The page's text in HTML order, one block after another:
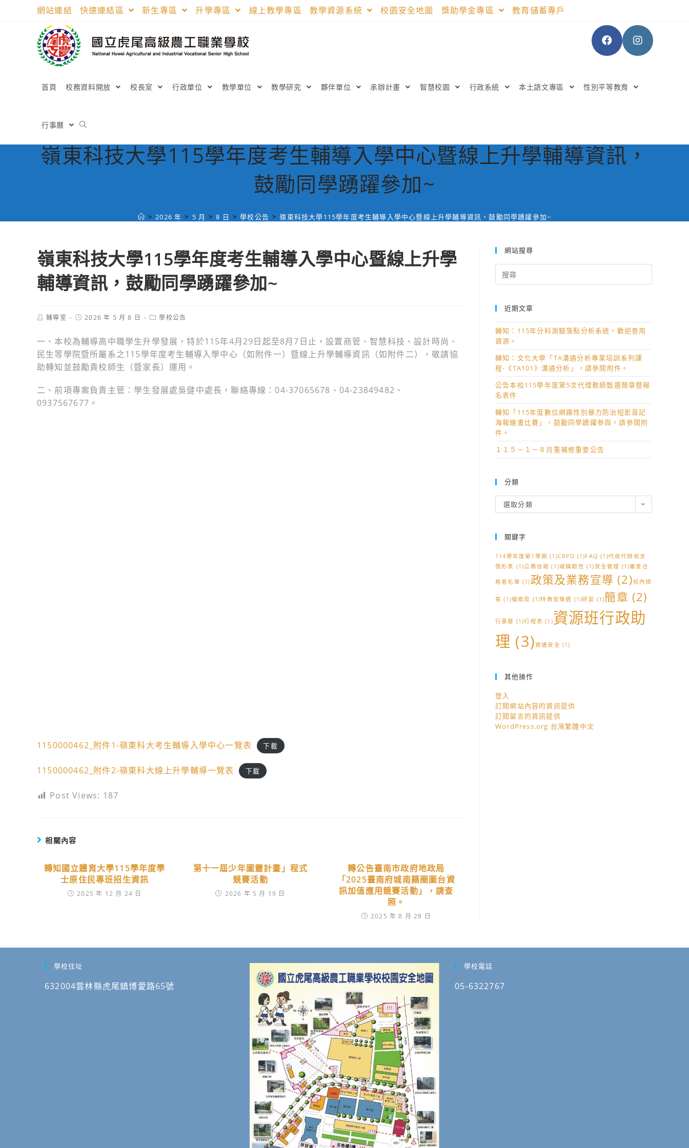
網站連結 快速連結區 新生專區 升學專區 線上教學專區 教學資源系統 校園安全地圖 獎助學金專區 教育儲蓄專戶
首頁 校務資料開放 校長室 行政單位 教學單位 教學研究 夥伴單位 承辦計畫 智慧校園 行政系統 本土語文專區 性別平等教育
行事曆
嶺東科技大學115學年度考生輔導入學中心暨線上升學輔導資訊，
鼓勵同學踴躍參加~
> 2026 年 > 5 月 > 8 日 > 學校公告 > 嶺東科技大學115學年度考生輔導入學中心暨線上升學輔導資訊，鼓勵同學踴躍參加~
嶺東科技大學115學年度考生輔導入學中心暨線上升學
輔導資訊，鼓勵同學踴躍參加~
Post輔導室
Post2026 年 5 月 8 日
Post學校公告
一、本校為輔導高中職學生升學發展，特於115年4月29日起至8月7日止，設置商管、智慧科技、設計時尚、
民生等學院暨所屬系之115學年度考生輔導入學中心（如附件一）暨線上升學輔導資訊（如附件二），敬請協
助轉知並鼓勵貴校師生（暨家長）運用。
二、前項專案負責主管：學生發展處吳健中處長，聯絡專線：04-37065678、04-23849482、
0937567677。
1150000462_附件1-嶺東科大考生輔導入學中心一覽表 下載
1150000462_附件2-嶺東科大線上升學輔導一覽表 下載
Post Views: 187
相關內容
轉知國立體育大學115學年度學
士原住民專班招生資訊
2025 年 12 月 24 日
第十一屆少年圖靈計畫」程式
競賽活動
2026 年 5 月 19 日
轉公告臺南市政府地政局
「2025臺南府城南籍圈圖台資
訊加值應用競賽活動」，請查
照。
2025 年 8 月 28 日
網站搜尋
for:
近期文章
轉知：115年分科測驗落點分析系統，歡迎善用
資源。
轉知：文化大學「TA溝通分析專業培訓系列課
程-《TA101》溝通分析」，請參閱附件。
公告本校115學年度第5次代理教師甄選簡章暨報
名表件
轉知「115年度數位網路性別暴力防治短影音記
海報繪畫比賽」，鼓勵同學踴躍參與，請參閱附
件。
１１５－１－８月重補修重要公告
分類
類
選取分類
關鍵字
114學年度第1學期 (1)CRPD (1)FAQ (1)代收代辦收支
情形表 (1)公務信箱 (1)城鎮韌性 (1)安全管理 (1)審查合
格者名單 (1)政策及業務宣導 (2)校內規
章 (1)檔案局 (1)特教宣導週 (1)研習 (1)簡章 (2)
行事曆 (1)行程表 (1)資源班行政助
理 (3)資通安全 (1)
其他操作
登入
訂閱網站內容的資訊提供
訂閱留言的資訊提供
WordPress.org 台灣繁體中文
學校住址
632004雲林縣虎尾鎮博愛路65號
學校電話
05-6322767